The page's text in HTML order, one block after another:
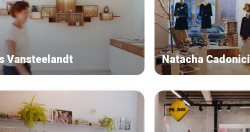
Vansteelandt Natacha Cadonici